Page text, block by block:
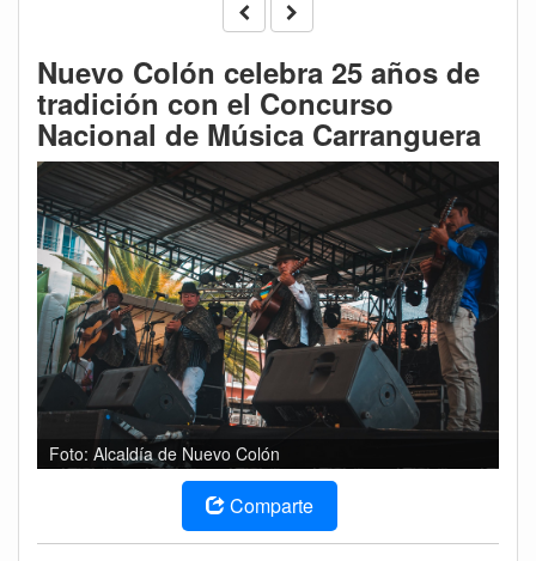
Nuevo Colón celebra 25 años de
tradición con el Concurso
Nacional de Música Carranguera
Foto: Alcaldía de Nuevo Colón
Comparte